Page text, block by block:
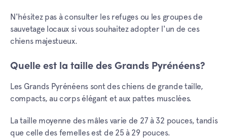
N'hésitez pas à consulter les refuges ou les groupes de
sauvetage locaux si vous souhaitez adopter l'un de ces
chiens majestueux.
Quelle est la taille des Grands Pyrénéens?
Les Grands Pyrénéens sont des chiens de grande taille,
compacts, au corps élégant et aux pattes musclées.
La taille moyenne des mâles varie de 27 à 32 pouces, tandis
que celle des femelles est de 25 à 29 pouces.